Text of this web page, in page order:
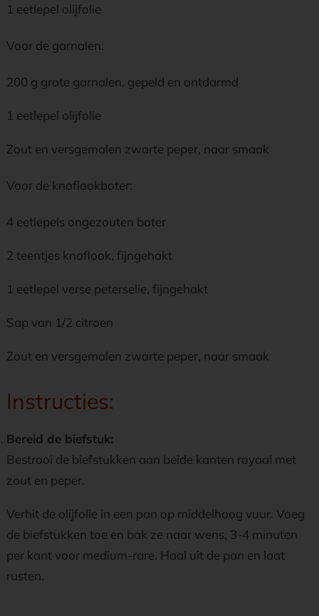
1 eetlepel olijfolie
Voor de garnalen:
200 g grote garnalen, gepeld en ontdarmd
1 eetlepel olijfolie
Zout en versgemalen zwarte peper, naar smaak
Voor de knoflookboter:
4 eetlepels ongezouten boter
2 teentjes knoflook, fijngehakt
1 eetlepel verse peterselie, fijngehakt
Sap van 1/2 citroen
Zout en versgemalen zwarte peper, naar smaak
Instructies:
Bereid de biefstuk:
Bestrooi de biefstukken aan beide kanten royaal met
zout en peper.
Verhit de olijfolie in een pan op middelhoog vuur. Voeg
de biefstukken toe en bak ze naar wens, 3-4 minuten
per kant voor medium-rare. Haal uit de pan en laat
rusten.